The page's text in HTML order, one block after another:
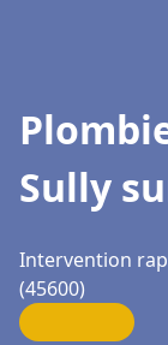
Sully
Intervention
(45600)